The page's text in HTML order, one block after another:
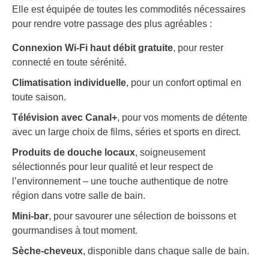
Elle est équipée de toutes les commodités nécessaires
pour rendre votre passage des plus agréables :
Connexion Wi-Fi haut débit gratuite, pour rester
connecté en toute sérénité.
Climatisation individuelle, pour un confort optimal en
toute saison.
Télévision avec Canal+, pour vos moments de détente
avec un large choix de films, séries et sports en direct.
Produits de douche locaux, soigneusement
sélectionnés pour leur qualité et leur respect de
l’environnement – une touche authentique de notre
région dans votre salle de bain.
Mini-bar, pour savourer une sélection de boissons et
gourmandises à tout moment.
Sèche-cheveux, disponible dans chaque salle de bain.